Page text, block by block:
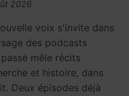
2026
voix s'invite dans
des podcasts
mêle récits
et histoire, dans
Deux épisodes déjà